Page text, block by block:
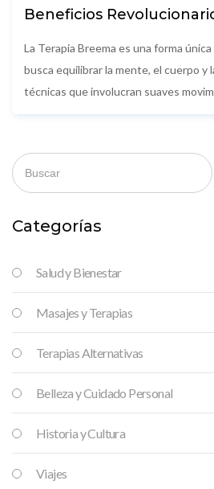
Beneficios
La Terapia Breema es una forma
busca equilibrar la mente, el cuerpo y
técnicas que involucran suaves
En este artículo, exploraremos sus
detrás de Breema y cómo integrarlo en
Categorías
Salud y Bienestar
Masajes y Terapias
Terapias Alternativas
Belleza y Cuidado Personal
Historia y Cultura
Viajes